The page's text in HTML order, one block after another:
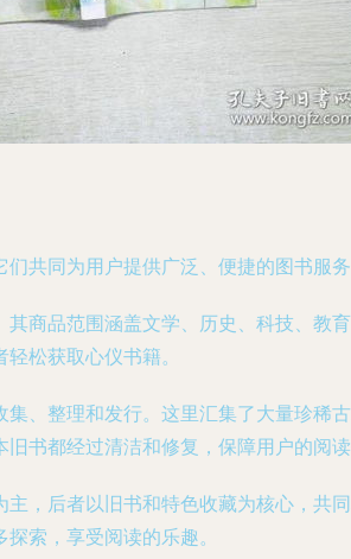
共同为用户提供广泛、便捷的图书服
商品范围涵盖文学、历史、科技、教
松获取心仪书籍。
、整理和发行。这里汇集了大量珍稀
书都经过清洁和修复，保障用户的阅读
，后者以旧书和特色收藏为核心，共
索，享受阅读的乐趣。